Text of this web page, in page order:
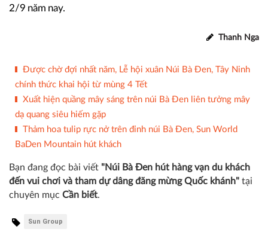
2/9 năm nay.
Thanh Nga
Được chờ đợi nhất năm, Lễ hội xuân Núi Bà Đen, Tây Ninh
chính thức khai hội từ mùng 4 Tết
Xuất hiện quầng mây sáng trên núi Bà Đen liên tưởng mây
dạ quang siêu hiếm gặp
Thảm hoa tulip rực nở trên đỉnh núi Bà Đen, Sun World
BaDen Mountain hút khách
Bạn đang đọc bài viết "Núi Bà Đen hút hàng vạn du khách
đến vui chơi và tham dự dâng đăng mừng Quốc khánh" tại
chuyên mục Cần biết.
Sun Group